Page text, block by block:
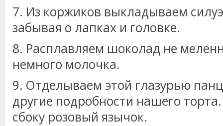
7. Из коржиков выкладываем
забывая о лапках и головке.
8. Расплавляем шоколад не
немного молочка.
9. Отделываем этой глазурью
другие подробности нашего
сбоку розовый язычок.